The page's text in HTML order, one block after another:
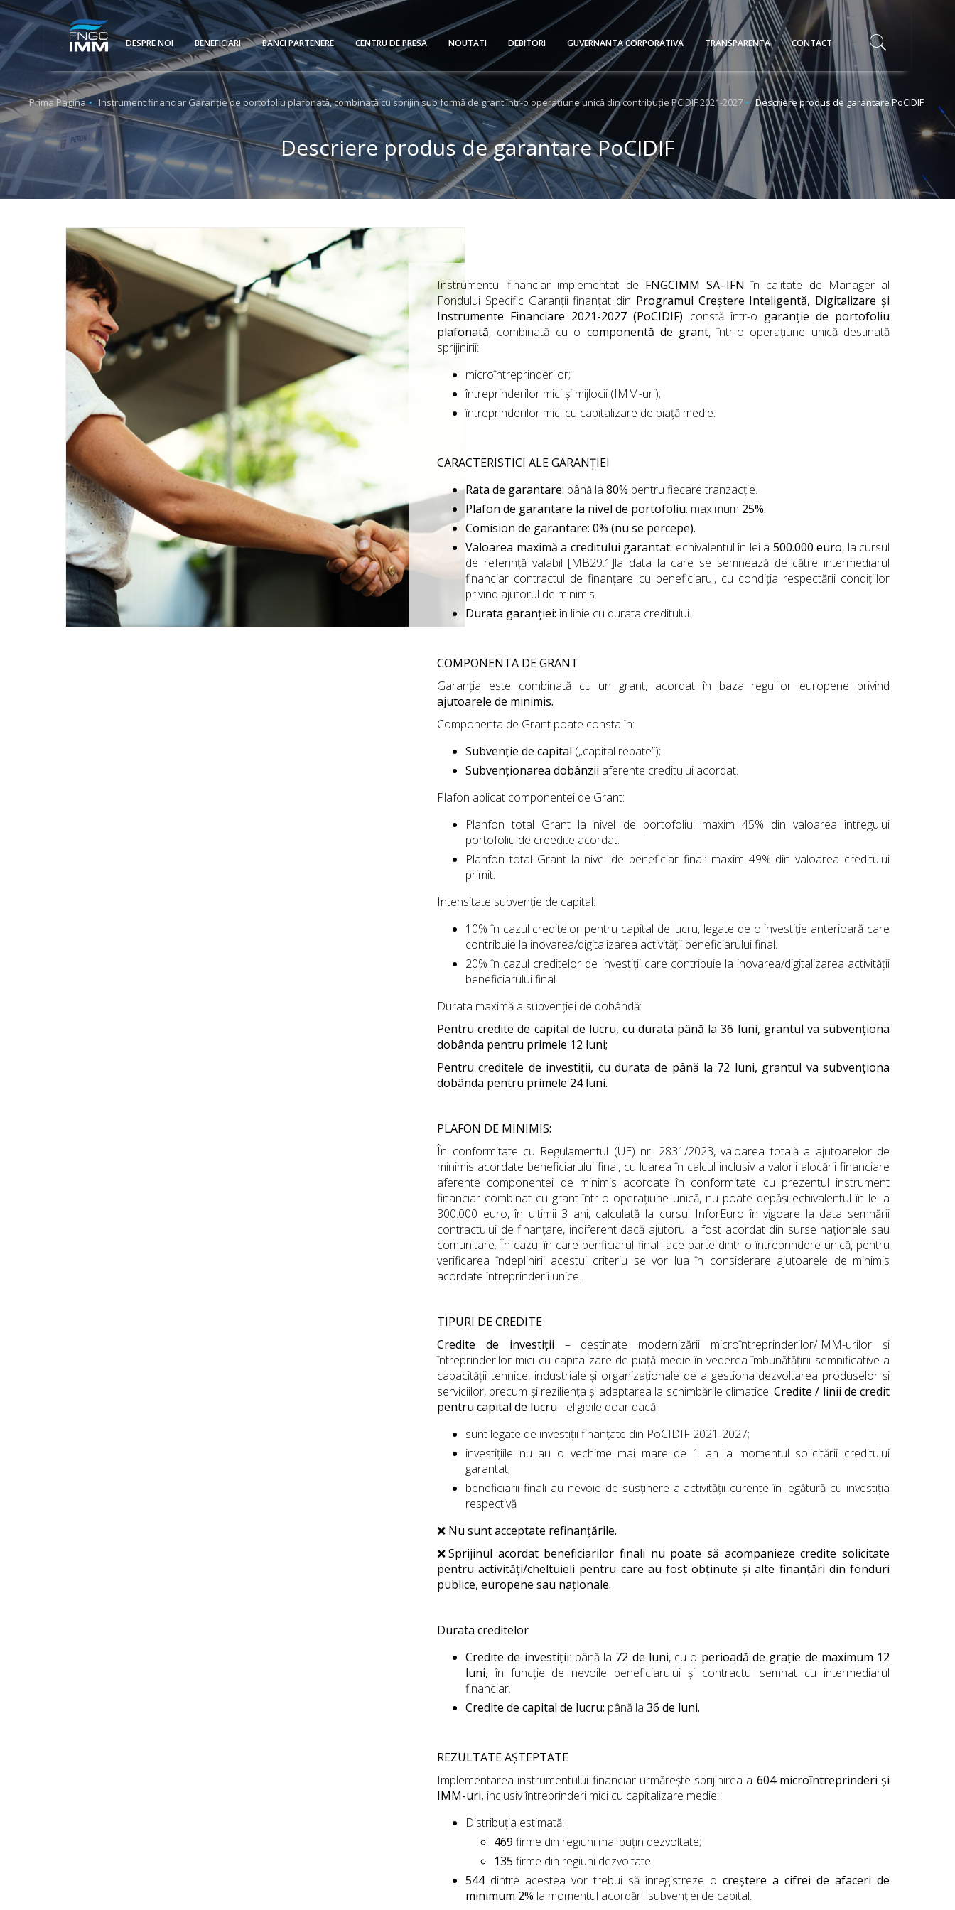
DESPRE NOI BENEFICIARI BANCI PARTENERE CENTRU DE PRESA NOUTATI DEBITORI GUVERNANTA CORPORATIVA TRANSPARENTA CONTACT
Prima Pagina Instrument financiar Garanție de portofoliu plafonată, combinată cu sprijin sub formă de grant într-o operațiune unică din contribuție PCIDIF 2021-2027 Descriere produs de garantare PoCIDIF
Descriere produs de garantare PoCIDIF
Instrumentul financiar implementat de FNGCIMM SA–IFN în calitate de Manager al
Fondului Specific Garanții finanțat din Programul Creștere Inteligentă, Digitalizare și
Instrumente Financiare 2021-2027 (PoCIDIF) constă într-o garanție de portofoliu
plafonată, combinată cu o componentă de grant, într-o operațiune unică destinată
sprijinirii:
microîntreprinderilor;
întreprinderilor mici și mijlocii (IMM-uri);
întreprinderilor mici cu capitalizare de piață medie.
CARACTERISTICI ALE GARANȚIEI
Rata de garantare: până la80% pentru fiecare tranzacție.
Plafon de garantare la nivel de portofoliu: maximum 25%.
Comision de garantare: 0% (nu se percepe).
Valoarea maximă a creditului garantat: echivalentul în lei a 500.000 euro, la cursul
de referință valabil [MB29.1]la data la care se semnează de către intermediarul
financiar contractul de finanțare cu beneficiarul, cu condiția respectării condițiilor
privind ajutorul de minimis.
Durata garanției:în linie cu durata creditului.
COMPONENTA DE GRANT
Garanția este combinată cu un grant, acordat în baza regulilor europene privind
ajutoarele de minimis.
Componenta de Grant poate consta în:
Subvenție de capital („capital rebate”);
Subvenționarea dobânzii aferente creditului acordat.
Plafon aplicat componentei de Grant:
Planfon total Grant la nivel de portofoliu: maxim 45% din valoarea întregului
portofoliu de creedite acordat.
Planfon total Grant la nivel de beneficiar final: maxim 49% din valoarea creditului
primit.
Intensitate subvenție de capital:
10% în cazul creditelor pentru capital de lucru, legate de o investiție anterioară care
contribuie la inovarea/digitalizarea activității beneficiarului final.
20% în cazul creditelor de investiții care contribuie la inovarea/digitalizarea activității
beneficiarului final.
Durata maximă a subvenției de dobândă:
Pentru credite de capital de lucru, cu durata până la 36 luni, grantul va subvenționa
dobânda pentru primele 12 luni;
Pentru creditele de investiții, cu durata de până la 72 luni, grantul va subvenționa
dobânda pentru primele 24 luni.
PLAFON DE MINIMIS:
În conformitate cu Regulamentul (UE) nr. 2831/2023, valoarea totală a ajutoarelor de
minimis acordate beneficiarului final, cu luarea în calcul inclusiv a valorii alocării financiare
aferente componentei de minimis acordate în conformitate cu prezentul instrument
financiar combinat cu grant într-o operațiune unică, nu poate depăşi echivalentul în lei a
300.000 euro, în ultimii 3 ani, calculată la cursul InforEuro în vigoare la data semnării
contractului de finanțare, indiferent dacă ajutorul a fost acordat din surse naţionale sau
comunitare. În cazul în care benficiarul final face parte dintr-o întreprindere unică, pentru
verificarea îndeplinirii acestui criteriu se vor lua în considerare ajutoarele de minimis
acordate întreprinderii unice.
TIPURI DE CREDITE
Credite de investiții – destinate modernizării microîntreprinderilor/IMM-urilor și
întreprinderilor mici cu capitalizare de piață medie în vederea îmbunătățirii semnificative a
capacității tehnice, industriale și organizaționale de a gestiona dezvoltarea produselor și
serviciilor, precum și reziliența și adaptarea la schimbările climatice.Credite / linii de credit
pentru capital de lucru - eligibile doar dacă:
sunt legate de investiţii finanțate din PoCIDIF 2021-2027;
investițiile nu au o vechime mai mare de 1 an la momentul solicitării creditului
garantat;
beneficiarii finali au nevoie de susținere a activității curente în legătură cu investiția
respectivă
❌ Nu sunt acceptate refinanțările.
❌Sprijinul acordat beneficiarilor finali nu poate să acompanieze credite solicitate
pentru activități/cheltuieli pentru care au fost obținute și alte finanţări din fonduri
publice, europene sau naţionale.
Durata creditelor
Credite de investiții: până la 72 de luni, cu o perioadă de grație de maximum 12
luni, în funcție de nevoile beneficiarului și contractul semnat cu intermediarul
financiar.
Credite de capital de lucru: până la36 de luni.
REZULTATE AȘTEPTATE
Implementarea instrumentului financiar urmărește sprijinirea a 604 microîntreprinderi și
IMM-uri, inclusiv întreprinderi mici cu capitalizare medie:
Distribuția estimată:
469firme din regiuni mai puțin dezvoltate;
135firme din regiuni dezvoltate.
544 dintre acestea vor trebui să înregistreze ocreștere a cifrei de afaceri de
minimum 2% la momentul acordării subvenției de capital.